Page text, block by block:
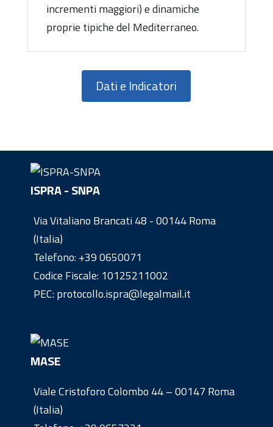
incrementi maggiori) e dinamiche
proprie tipiche del Mediterraneo.
Dati e Indicatori
ISPRA - SNPA
Via Vitaliano Brancati 48 - 00144 Roma
(Italia)
Telefono:+39 0650071
Codice Fiscale: 10125211002
PEC: protocollo.ispra@legalmail.it
MASE
Viale Cristoforo Colombo 44 – 00147 Roma
(Italia)